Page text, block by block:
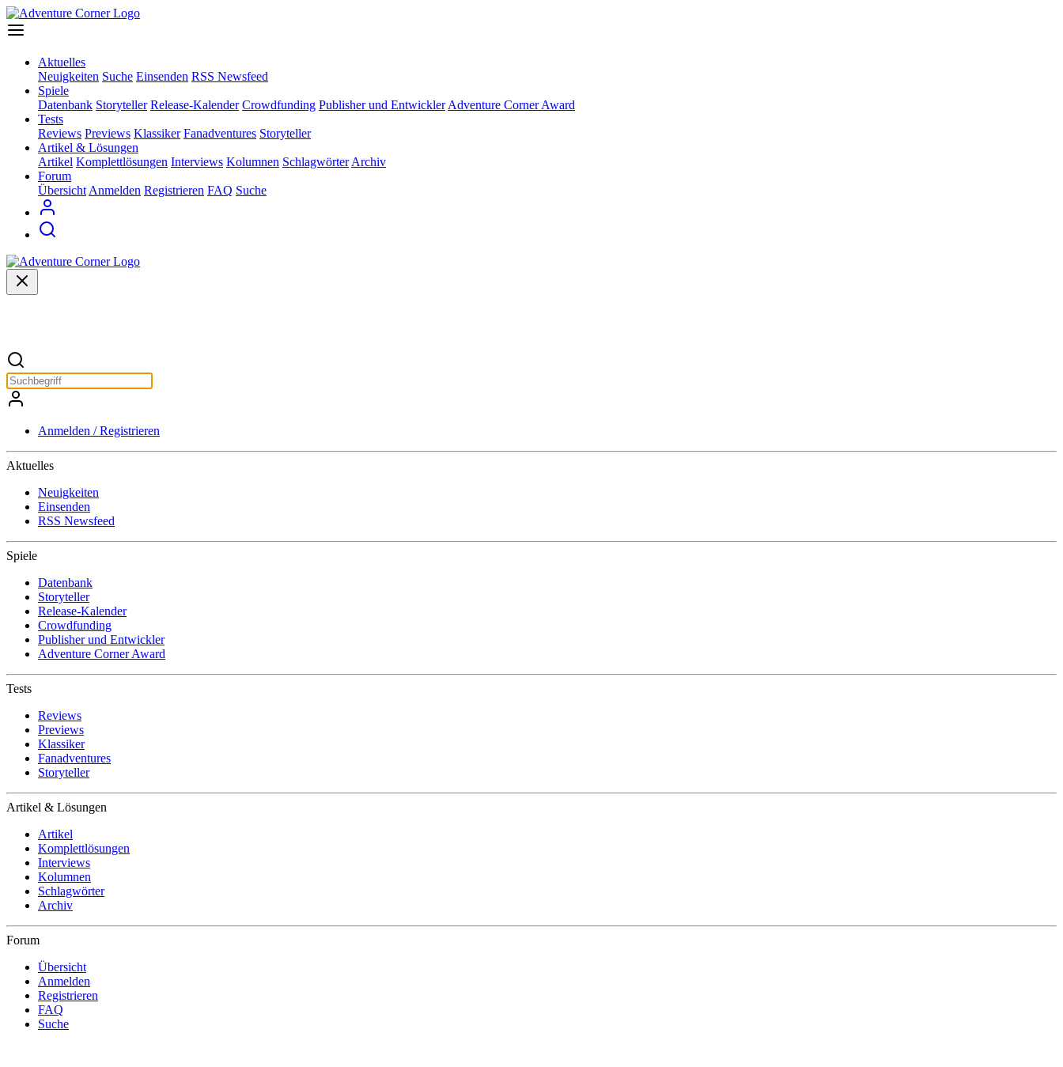
Aktuelles
Neuigkeiten Suche Einsenden RSS Newsfeed
Spiele
Datenbank Storyteller Release-Kalender Crowdfunding Publisher und Entwickler Adventure Corner Award
Tests
Reviews Previews Klassiker Fanadventures Storyteller
Artikel & Lösungen
Artikel Komplettlösungen Interviews Kolumnen Schlagwörter Archiv
Forum
Übersicht Anmelden Registrieren FAQ Suche
Anmelden / Registrieren
Aktuelles
Neuigkeiten
Einsenden
RSS Newsfeed
Spiele
Datenbank
Storyteller
Release-Kalender
Crowdfunding
Publisher und Entwickler
Adventure Corner Award
Tests
Reviews
Previews
Klassiker
Fanadventures
Storyteller
Artikel & Lösungen
Artikel
Komplettlösungen
Interviews
Kolumnen
Schlagwörter
Archiv
Forum
Übersicht
Anmelden
Registrieren
FAQ
Suche